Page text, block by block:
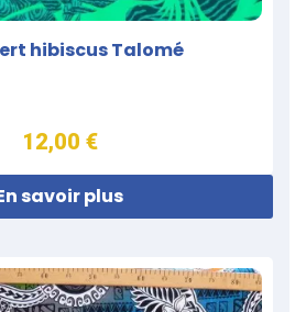
hibiscus Talomé
12,00 €
savoir plus